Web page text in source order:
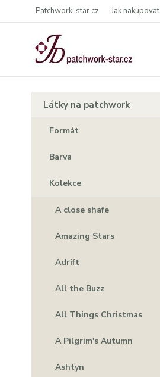
Patchwork-star.cz Jak nakupovat
Látky na patchwork
Formát
Barva
Kolekce
A close shafe
Amazing Stars
Adrift
All the Buzz
All Things Christmas
A Pilgrim's Autumn
Ashtyn